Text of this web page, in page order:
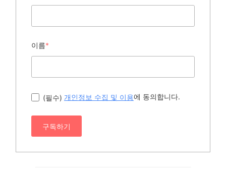
이름*
(필수) 개인정보 수집 및 이용에 동의합니다.
구독하기